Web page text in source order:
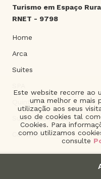
Este website recorre ao
uma melhor e mais
utilização aos seus
uso de cookies tal
Cookies. Para
como utilizamos
consulte
Turismo em Espaço
RNET - 9798
Home
Arca
Suites
Quinta
Sustentabilidade
Contactos
2021 © Arca dos